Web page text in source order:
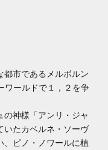
都市であるメルボルン
ワールドで１，２を争
神様「アンリ・ジャ
いたカベルネ・ソーヴ
、ピノ・ノワールに植